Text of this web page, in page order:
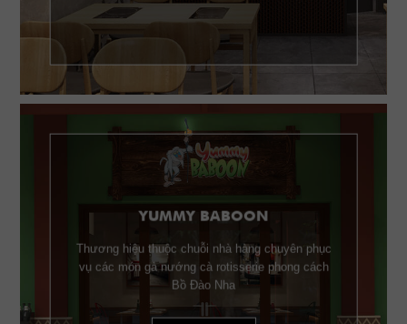
YUMMY BABOON
Thương hiệu thuộc chuỗi nhà hàng chuyên phục
vụ các món gà nướng cà rotisserie phong cách
Bồ Đào Nha